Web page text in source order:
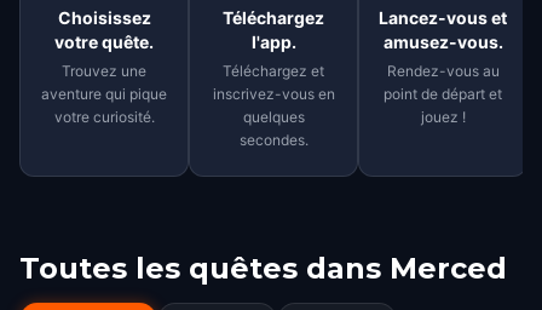
Choisissez
votre quête.
Trouvez une
aventure qui pique
votre curiosité.
Téléchargez
l'app.
Téléchargez et
inscrivez-vous en
quelques
secondes.
Lancez-vous et
amusez-vous.
Rendez-vous au
point de départ et
jouez !
Toutes les quêtes dans Merced